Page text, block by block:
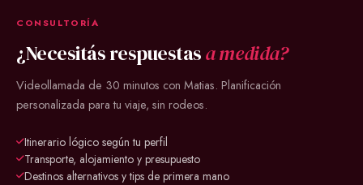
CONSULTORÍA
¿Necesitás respuestasa medida?
Videollamada de 30 minutos con Matias. Planificación
personalizada para tu viaje, sin rodeos.
Itinerario lógico según tu perfil
Transporte, alojamiento y presupuesto
Destinos alternativos y tips de primera mano